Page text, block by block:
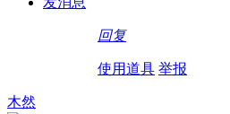
回复
使用道具 举报
木然